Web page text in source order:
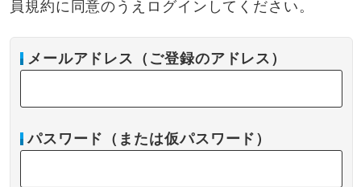
員規約に同意のうえログインしてください。
メールアドレス（ご登録のアドレス）
パスワード（または仮パスワード）